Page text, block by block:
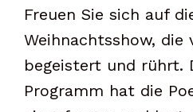
Freuen Sie sich auf
Weihnachtsshow, die
begeistert und rührt.
Programm hat die